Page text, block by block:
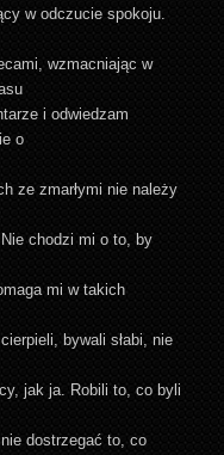
w odczucie spokoju.
wzmacniając w
i odwiedzam
o
ze zmarłymi nie należy
chodzi mi o to, by
mi w takich
bywali słabi, nie
jak ja. Robili to, co byli
dostrzegać to, co